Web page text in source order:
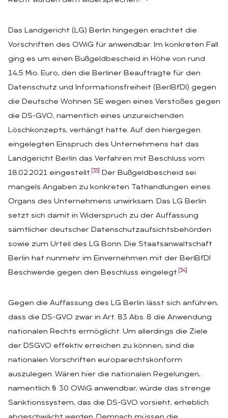
Das Landgericht (LG) Berlin hingegen erachtet die
Vorschriften des OWiG für anwendbar. Im konkreten Fall
ging es um einen Bußgeldbescheid in Höhe von rund
14,5 Mio. Euro, den die Berliner Beauftragte für den
Datenschutz und Informationsfreiheit (BerlBfDI) gegen
die Deutsche Wohnen SE wegen eines Verstoßes gegen
die DS-GVO, namentlich eines unzureichenden
Löschkonzepts, verhängt hatte. Auf den hiergegen
eingelegten Einspruch des Unternehmens hat das
Landgericht Berlin das Verfahren mit Beschluss vom
18.02.2021 eingestellt. [33]
Der Bußgeldbescheid sei
mangels Angaben zu konkreten Tathandlungen eines
Organs des Unternehmens unwirksam. Das LG Berlin
setzt sich damit in Widerspruch zu der Auffassung
sämtlicher deutscher Datenschutzaufsichtsbehörden
sowie zum Urteil des LG Bonn. Die Staatsanwaltschaft
Berlin hat nunmehr im Einvernehmen mit der BerlBfDI
Beschwerde gegen den Beschluss eingelegt. [34]
Gegen die Auffassung des LG Berlin lässt sich anführen,
dass die DS-GVO zwar in Art. 83 Abs. 8 die Anwendung
nationalen Rechts ermöglicht. Um allerdings die Ziele
der DSGVO effektiv erreichen zu können, sind die
nationalen Vorschriften europarechtskonform
auszulegen. Wären hier die nationalen Regelungen,
namentlich § 30 OWiG anwendbar, würde das strenge
Sanktionssystem, das die DS-GVO vorsieht, erheblich